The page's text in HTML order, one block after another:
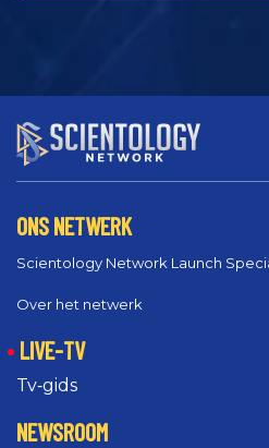
ONS NETWERK
Scientology Network Launch
Over het netwerk
LIVE-TV
Tv‑gids
NEWSROOM